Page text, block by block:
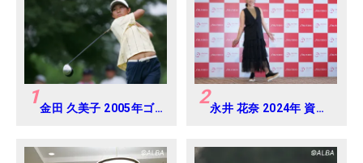
1金田 久美子 2005年ゴ
2永井 花奈 2024年 資生